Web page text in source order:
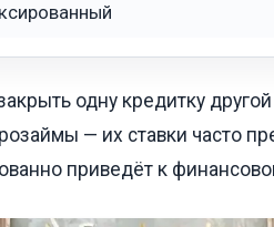
одну кредитку
— их ставки часто
приведёт к